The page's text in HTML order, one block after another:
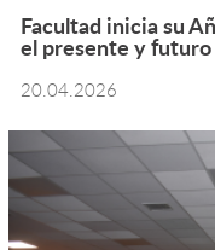
Facultad inicia su
el presente y futuro
20.04.2026